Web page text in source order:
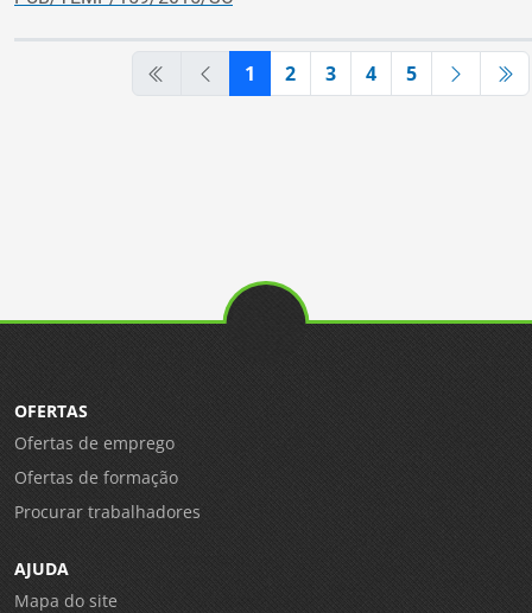
1 2 3 4 5
OFERTAS
Ofertas de emprego
Ofertas de formação
Procurar trabalhadores
AJUDA
Mapa do site